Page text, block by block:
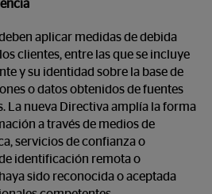
aplicar medidas de debida
clientes, entre las que se incluye
y su identidad sobre la base de
o datos obtenidos de fuentes
La nueva Directiva amplía la forma
a través de medios de
servicios de confianza o
identificación remota o
sido reconocida o aceptada